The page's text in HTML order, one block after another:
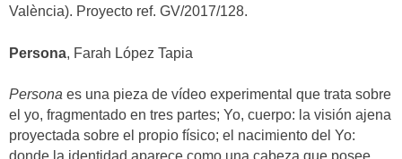
València). Proyecto ref. GV/2017/128.
Persona, Farah López Tapia
Persona es una pieza de vídeo experimental que trata sobre
el yo, fragmentado en tres partes; Yo, cuerpo: la visión ajena
proyectada sobre el propio físico; el nacimiento del Yo: